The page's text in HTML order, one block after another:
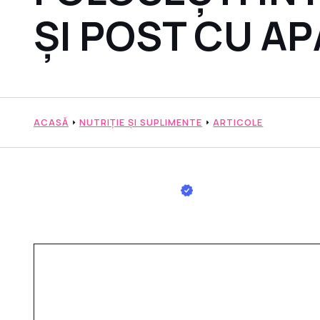
ȘI POST CU
ACASĂ NUTRIȚIE ȘI SUPLIMENTE ARTICOLE